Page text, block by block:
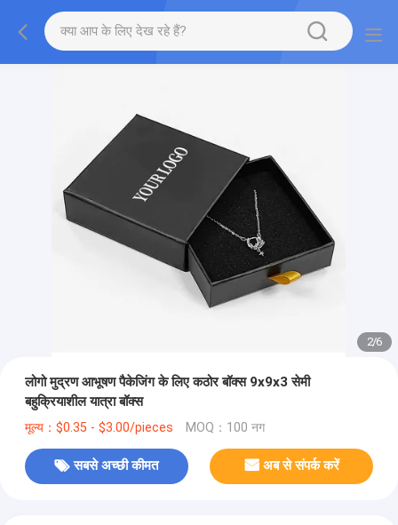
2/6
लोगो मुद्रण आभूषण पैकेजिंग के लिए कठोर बॉक्स 9x9x3 सेमी
बहुक्रियाशील यात्रा बॉक्स
मूल्य：$0.35 - $3.00/pieces MOQ：100 नग
सबसे अच्छी कीमत अब से संपर्क करें